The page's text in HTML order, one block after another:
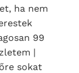
ha nem
99
|
sokat